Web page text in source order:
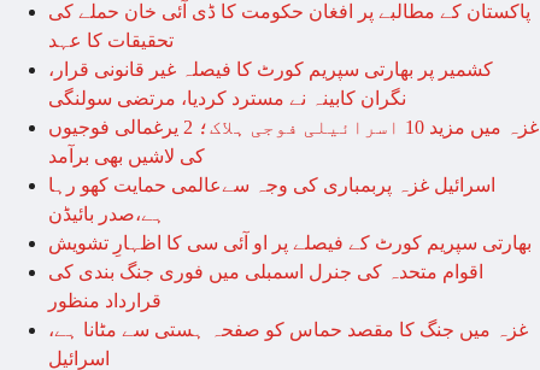
پاکستان کے مطالبے پر افغان حکومت کا ڈی آئی خان حملے کی
تحقیقات کا عہد
کشمیر پر بھارتی سپریم کورٹ کا فیصلہ غیر قانونی قرار،
نگران کابینہ نے مسترد کردیا، مرتضی سولنگی
غزہ میں مزید 10 اسرائیلی فوجی ہلاک؛ 2 یرغمالی فوجیوں
کی لاشیں بھی برآمد
اسرائیل غزہ پربمباری کی وجہ سےعالمی حمایت کھو رہا
ہے،صدر بائیڈن
بھارتی سپریم کورٹ کے فیصلے پر او آئی سی کا اظہارِ تشویش
اقوام متحدہ کی جنرل اسمبلی میں فوری جنگ بندی کی
قرارداد منظور
غزہ میں جنگ کا مقصد حماس کو صفحہ ہستی سے مٹانا ہے،
اسرائیل